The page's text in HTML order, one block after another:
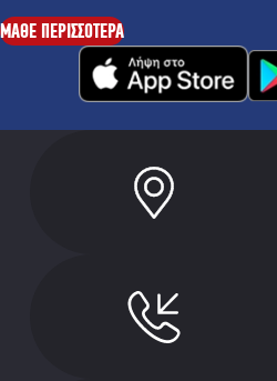
ΜΑΘΕ ΠΕΡΙΣΣΟΤΕΡΑ